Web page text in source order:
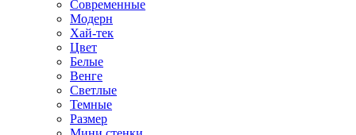
Современные
Модерн
Хай-тек
Цвет
Белые
Венге
Светлые
Темные
Размер